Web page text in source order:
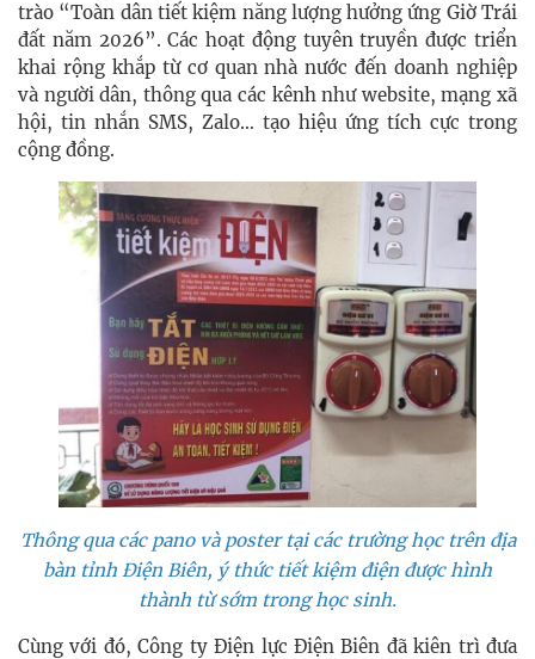
trào “Toàn dân tiết kiệm năng lượng hưởng ứng Giờ Trái
đất năm 2026”. Các hoạt động tuyên truyền được triển
khai rộng khắp từ cơ quan nhà nước đến doanh nghiệp
và người dân, thông qua các kênh như website, mạng xã
hội, tin nhắn SMS, Zalo… tạo hiệu ứng tích cực trong
cộng đồng.
Thông qua các pano và poster tại các trường học trên địa
bàn tỉnh Điện Biên, ý thức tiết kiệm điện được hình
thành từ sớm trong học sinh.
Cùng với đó, Công ty Điện lực Điện Biên đã kiên trì đưa